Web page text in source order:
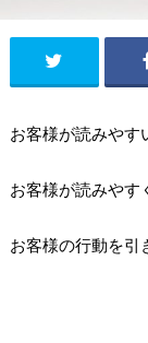
お客様が読みやす
お客様が読みやす
お客様の行動を引